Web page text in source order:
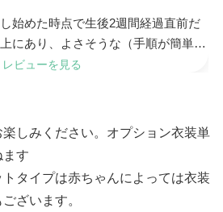
始めた時点で生後2週間経過直前だ
にあり、よさそうな（手順が簡単で
）サービスだったのでレ...
レビューを見る
しみください。オプション衣装単
す
タイプは赤ちゃんによっては衣装
ざいます。